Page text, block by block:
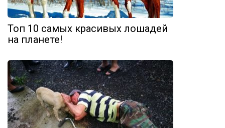
Топ 10 самых красивых лошадей
на планете!